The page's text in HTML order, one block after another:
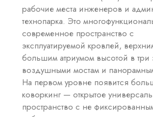
рабочие места инженеров и
технопарка. Это
современное пространство с
эксплуатируемой кровлей,
большим атриумом высотой в три
воздушными мостам и
На первом уровне появится
коворкинг — открытое
пространство с не